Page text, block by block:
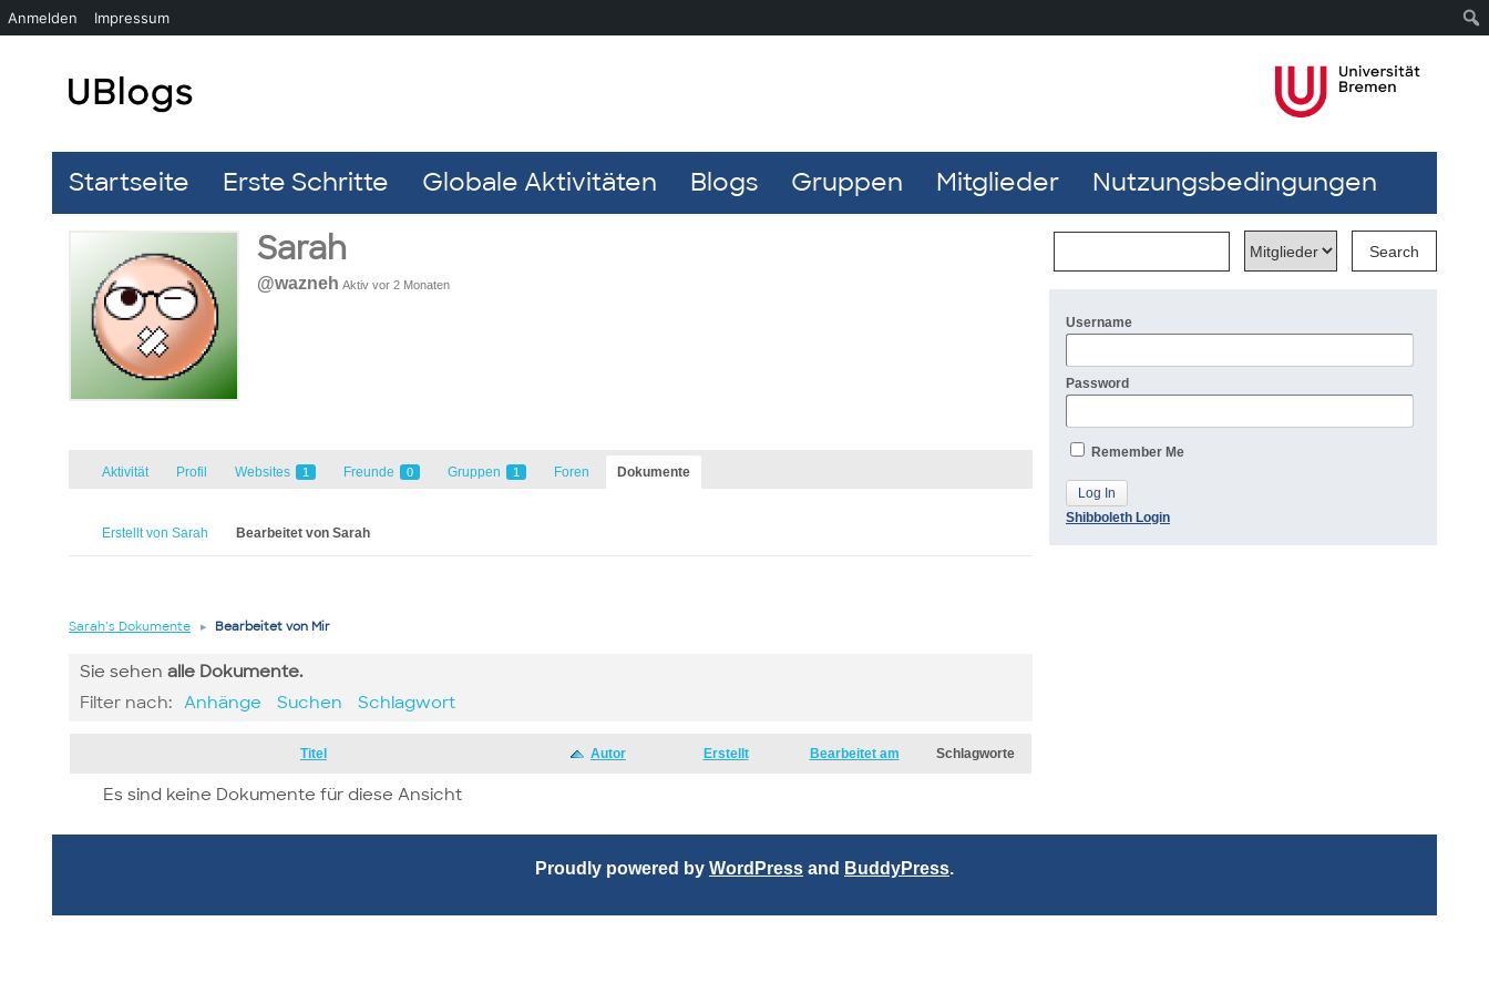
Startseite Erste Schritte Globale Aktivitäten Blogs Gruppen Mitglieder Nutzungsbedingungen
Sarah
@wazneh Aktiv vor 2 Monaten
Aktivität Profil Websites 1 Freunde 0 Gruppen 1 Foren Dokumente
Erstellt von Sarah Bearbeitet von Sarah
Sarah’s Dokumente ▸ Bearbeitet von Mir
Sie sehen alle Dokumente.
Filter nach: Anhänge Suchen Schlagwort
Titel Autor Erstellt Bearbeitet am Schlagworte
Es sind keine Dokumente für diese Ansicht
Username
Password
Remember Me
Shibboleth Login
Proudly powered by WordPress and BuddyPress.
Anmelden Impressum